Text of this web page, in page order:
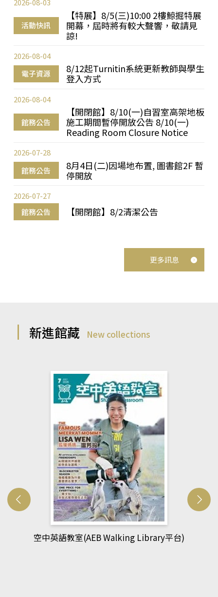
活動快訊
【特展】8/5(三)10:00 2樓鯨掘特展
開幕，屆時將有較大聲響，敬請見
諒!
2026-08-03
電子資源
8/12起Turnitin系統更新教師與學生
登入方式
2026-08-04
館務公告
【開閉館】8/10(一)自習室高架地板
施工期間暫停開放公告 8/10(一)
Reading Room Closure Notice
2026-08-04
館務公告
8月4日(二)因場地布置, 圖書館2F 暫
停開放
2026-07-28
館務公告 【開閉館】8/2清潔公告
2026-07-27
更多訊息
新進館藏 New collections
網管人(kono平台)